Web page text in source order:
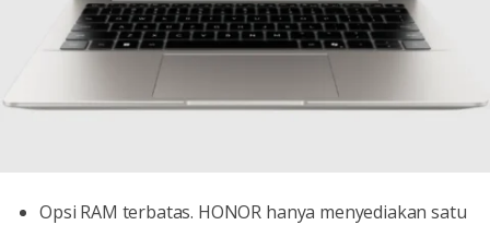
Opsi RAM terbatas. HONOR hanya menyediakan satu